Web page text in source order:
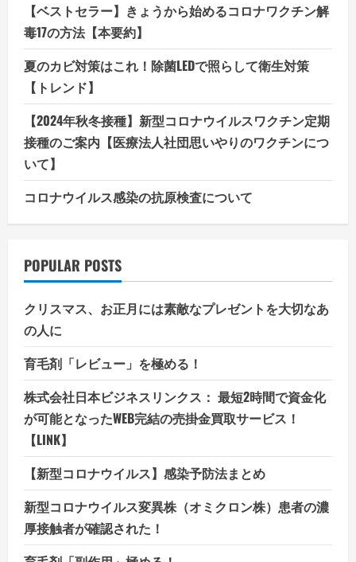
【ベストセラー】きょうから始めるコロナワクチン解
毒17の方法【本要約】
夏のカビ対策はこれ！除菌LEDで照らして衛生対策
【トレンド】
【2024年秋冬接種】新型コロナウイルスワクチン定期
接種のご案内【医療法人社団思いやりのワクチンにつ
いて】
コロナウイルス感染の抗原検査について
POPULAR POSTS
クリスマス、お正月には素敵なプレゼントを大切なあ
の人に
育毛剤「レビュー」を極める！
株式会社日本ビジネスリンクス： 最短2時間で資金化
が可能となったWEB完結の売掛金買取サービス！
【LINK】
【新型コロナウイルス】感染予防法まとめ
新型コロナウイルス変異株（オミクロン株）患者の濃
厚接触者が確認された！